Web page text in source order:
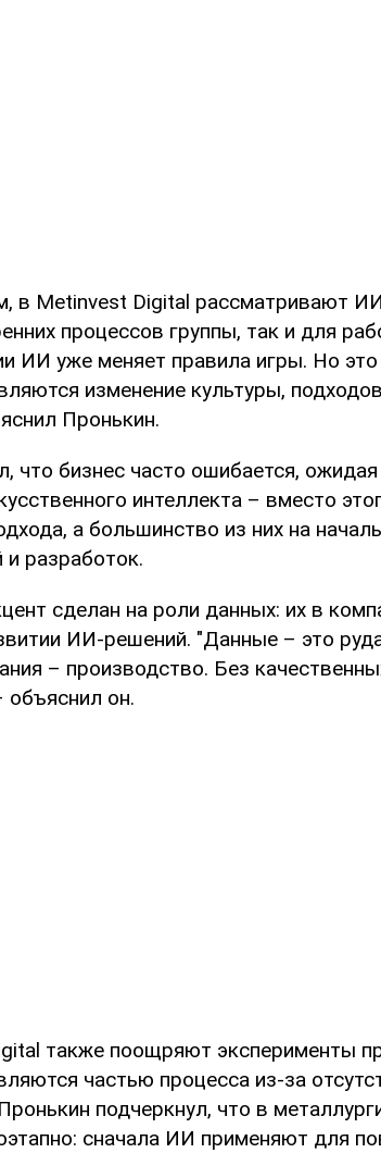
в Metinvest Digital рассматривают
процессов группы, так и для
ИИ уже меняет правила игры. Но это
изменение культуры,
Пронькин.
что бизнес часто ошибается,
интеллекта – вместо
а большинство из них на
и разработок.
сделан на роли данных: их в
ИИ-решений. "Данные – это
– производство. Без
объяснил он.
также поощряют эксперименты
частью процесса из-за
подчеркнул, что в
сначала ИИ применяют для